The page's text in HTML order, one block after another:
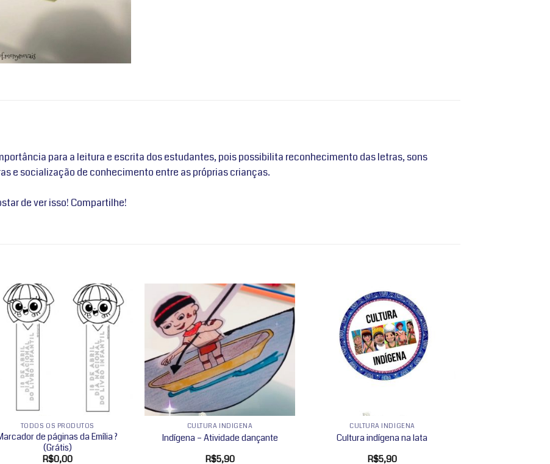
para a leitura e escrita dos estudantes, pois possibilita reconhecimento das letras, sons
e socialização de conhecimento entre as próprias crianças.
de ver isso! Compartilhe!
Adicionar
a lista de
desejos
TODOS OS PRODUTOS
de páginas da Emília ?
(Grátis)
R$0,00
Adicionar
a lista de
desejos
CULTURA INDÍGENA
Indígena – Atividade dançante
R$5,90
Adicionar
a lista de
desejos
CULTURA INDÍGENA
Cultura indígena na lata
R$5,90